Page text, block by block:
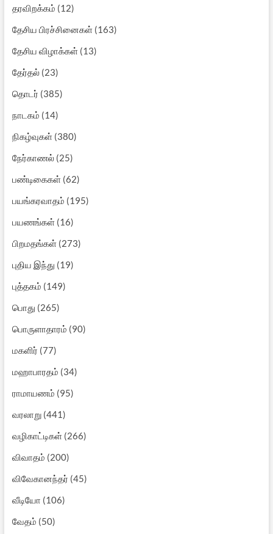
தரவிறக்கம் (12)
தேசிய பிரச்சினைகள்(163)
தேசிய விழாக்கள்(13)
தேர்தல்(23)
தொடர் (385)
நாடகம் (14)
நிகழ்வுகள்(380)
நேர்காணல்(25)
பண்டிகைகள்(62)
பயங்கரவாதம் (195)
பயணங்கள்(16)
பிறமதங்கள்(273)
புதிய இந்து (19)
புத்தகம் (149)
பொது (265)
பொருளாதாரம் (90)
மகளிர் (77)
மஹாபாரதம் (34)
ராமாயணம் (95)
வரலாறு(441)
வழிகாட்டிகள்(266)
விவாதம் (200)
விவேகானந்தர் (45)
வீடியோ (106)
வேதம் (50)